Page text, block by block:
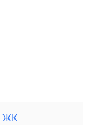
ЖК